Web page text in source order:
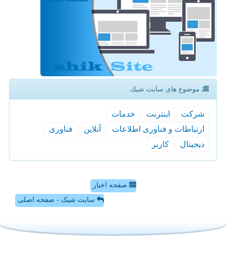
موضوع های سایت شیك
شركت اینترنت
خدمات
ارتباطات و فناوری اطلاعات
آنلاین
فناوری
دیجیتال
كاربر
صفحه اخبار
سایت شیک - صفحه اصلی